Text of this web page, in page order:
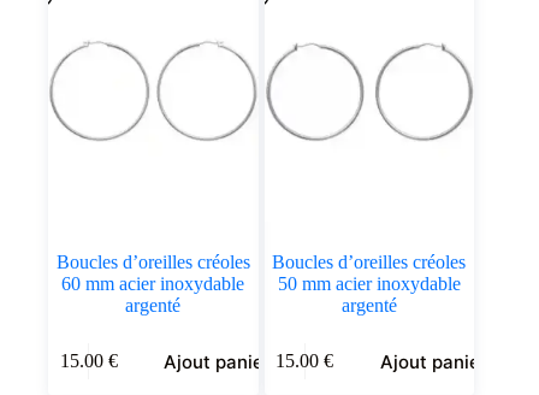
Boucles d’oreilles créoles
60 mm acier inoxydable
argenté
15.00 € Ajout panier
Boucles d’oreilles créoles
50 mm acier inoxydable
argenté
15.00€ Ajout panier